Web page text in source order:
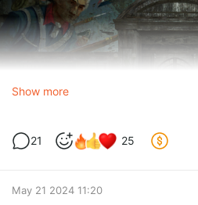
Show more
21 25
May 21 2024 11:20